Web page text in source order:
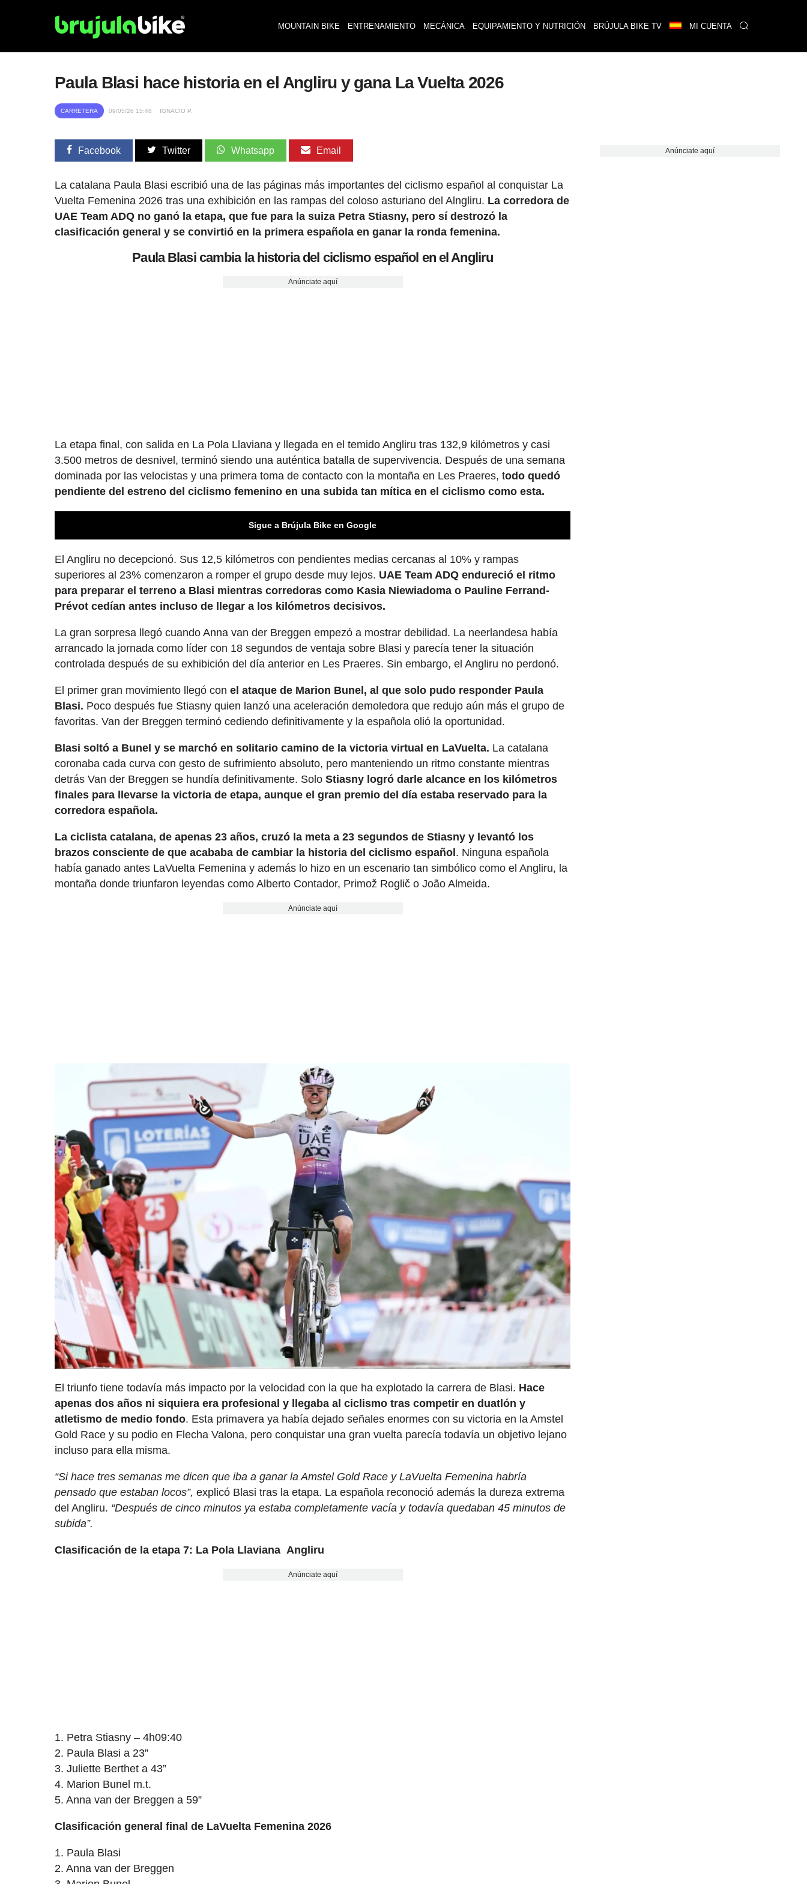
MOUNTAIN BIKE ENTRENAMIENTO MECÁNICA EQUIPAMIENTO Y NUTRICIÓN BRÚJULA BIKE TV MI CUENTA
Paula Blasi hace historia en el Angliru y gana La Vuelta 2026
CARRETERA 09/05/26 15:48 IGNACIO P.
Facebook Twitter Whatsapp Email
La catalana Paula Blasi escribió una de las páginas más importantes del ciclismo español al conquistar La
Vuelta Femenina 2026 tras una exhibición en las rampas del coloso asturiano del Alngliru. La corredora de
UAE Team ADQ no ganó la etapa, que fue para la suiza Petra Stiasny, pero sí destrozó la
clasificación general y se convirtió en la primera española en ganar la ronda femenina.
Paula Blasi cambia la historia del ciclismo español en el Angliru
Anúnciate aquí
La etapa final, con salida en La Pola Llaviana y llegada en el temido Angliru tras 132,9 kilómetros y casi
3.500 metros de desnivel, terminó siendo una auténtica batalla de supervivencia. Después de una semana
dominada por las velocistas y una primera toma de contacto con la montaña en Les Praeres, todo quedó
pendiente del estreno del ciclismo femenino en una subida tan mítica en el ciclismo como esta.
Sigue a Brújula Bike en Google
El Angliru no decepcionó. Sus 12,5 kilómetros con pendientes medias cercanas al 10% y rampas
superiores al 23% comenzaron a romper el grupo desde muy lejos. UAE Team ADQ endureció el ritmo
para preparar el terreno a Blasi mientras corredoras como Kasia Niewiadoma o Pauline Ferrand-
Prévot cedían antes incluso de llegar a los kilómetros decisivos.
La gran sorpresa llegó cuando Anna van der Breggen empezó a mostrar debilidad. La neerlandesa había
arrancado la jornada como líder con 18 segundos de ventaja sobre Blasi y parecía tener la situación
controlada después de su exhibición del día anterior en Les Praeres. Sin embargo, el Angliru no perdonó.
El primer gran movimiento llegó conel ataque de Marion Bunel, al que solo pudo responder Paula
Blasi. Poco después fue Stiasny quien lanzó una aceleración demoledora que redujo aún más el grupo de
favoritas. Van der Breggen terminó cediendo definitivamente y la española olió la oportunidad.
Blasi soltó a Bunel y se marchó en solitario camino de la victoria virtual en LaVuelta. La catalana
coronaba cada curva con gesto de sufrimiento absoluto, pero manteniendo un ritmo constante mientras
detrás Van der Breggen se hundía definitivamente. SoloStiasny logró darle alcance en los kilómetros
finales para llevarse la victoria de etapa, aunque el gran premio del día estaba reservado para la
corredora española.
La ciclista catalana, de apenas 23 años, cruzó la meta a 23 segundos de Stiasny y levantó los
brazos consciente de que acababa de cambiar la historia del ciclismo español . Ninguna española
había ganado antes LaVuelta Femenina y además lo hizo en un escenario tan simbólico como el Angliru, la
montaña donde triunfaron leyendas como Alberto Contador, Primož Roglič o João Almeida.
Anúnciate aquí
El triunfo tiene todavía más impacto por la velocidad con la que ha explotado la carrera de Blasi. Hace
apenas dos años ni siquiera era profesional y llegaba al ciclismo tras competir en duatlón y
atletismo de medio fondo. Esta primavera ya había dejado señales enormes con su victoria en la Amstel
Gold Race y su podio en Flecha Valona, pero conquistar una gran vuelta parecía todavía un objetivo lejano
incluso para ella misma.
“Si hace tres semanas me dicen que iba a ganar la Amstel Gold Race y LaVuelta Femenina habría
pensado que estaban locos”, explicó Blasi tras la etapa. La española reconoció además la dureza extrema
del Angliru. “Después de cinco minutos ya estaba completamente vacía y todavía quedaban 45 minutos de
subida”.
Clasificación de la etapa 7: La Pola Llaviana Angliru
Anúnciate aquí
1. Petra Stiasny – 4h09:40
2. Paula Blasi a 23”
3. Juliette Berthet a 43”
4. Marion Bunel m.t.
5. Anna van der Breggen a 59”
Clasificación general final de LaVuelta Femenina 2026
1. Paula Blasi
2. Anna van der Breggen
Anúnciate aquí